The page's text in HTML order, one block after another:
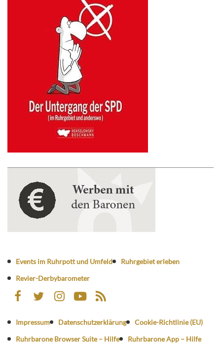
Events im Ruhrpott und Umfeld
Ruhrgebiet erleben
Revier-Derbybarometer
Impressum Datenschutzerklärung
Cookie-Richtlinie (EU)
Ruhrbarone Browser Suite – Hilfe
Ruhrbarone App – Hilfe